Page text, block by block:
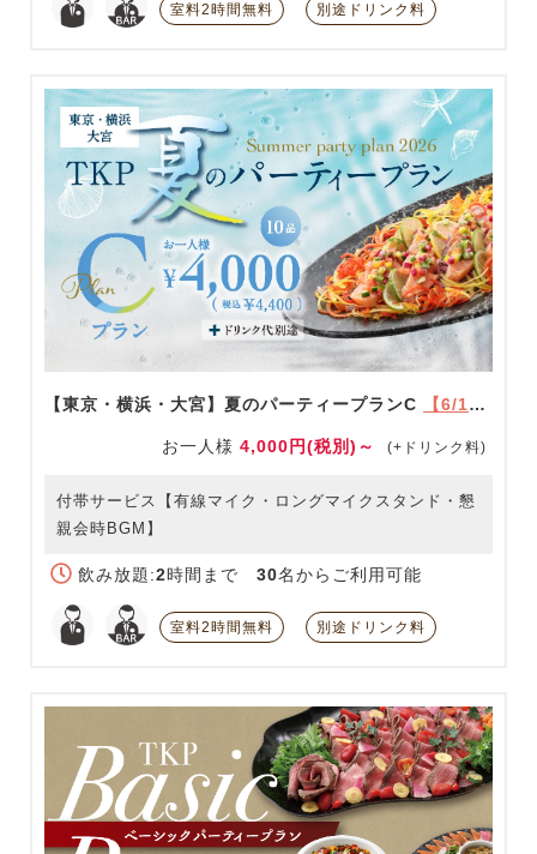
室料2時間無料 別途ドリンク料
【東京・横浜・大宮】夏のパーティープランC 【6/1～9/30限定】
お一人様 4,000円(税別)～ (+ドリンク料)
付帯サービス【有線マイク・ロングマイクスタンド・懇
親会時BGM】
飲み放題:2時間まで 30名からご利用可能
室料2時間無料 別途ドリンク料